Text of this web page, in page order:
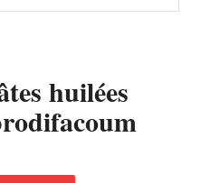
huilées